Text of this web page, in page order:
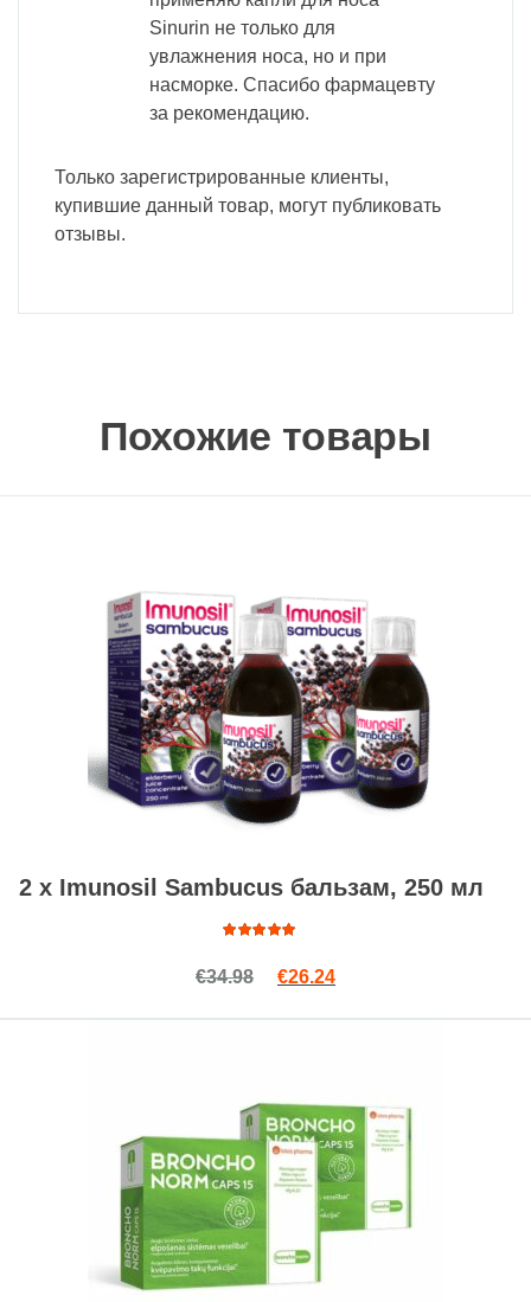
Sinurin не только для
увлажнения носа, но и при
насморке. Спасибо фармацевту
за рекомендацию.
Только зарегистрированные клиенты,
купившие данный товар, могут публиковать
отзывы.
Похожие товары
2 x Imunosil Sambucus бальзам, 250 мл
4.46
из
€34.98 Первоначальная цена
€26.24Текущая цена: